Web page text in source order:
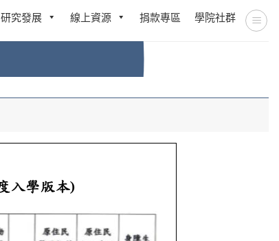
研究發展 線上資源 捐款專區 學院社群